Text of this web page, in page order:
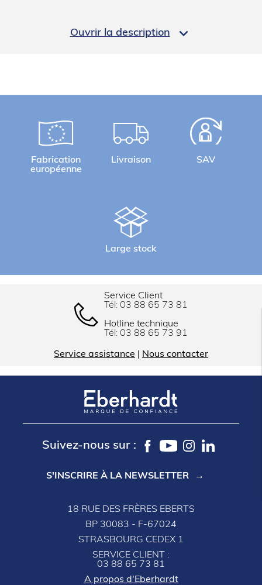
Ouvrir la description 
Fabrication
européenne
Livraison SAV
Large stock
Service Client
Tél: 03 88 65 73 81
Hotline technique
Tél: 03 88 65 73 91
Service assistance Nous contacter
Suivez-nous sur :
S'INSCRIRE À LA NEWSLETTER
18 RUE DES FRÈRES EBERTS
BP 30083 - F-67024
STRASBOURG CEDEX 1
SERVICE CLIENT :
03 88 65 73 81
A propos d'Eberhardt